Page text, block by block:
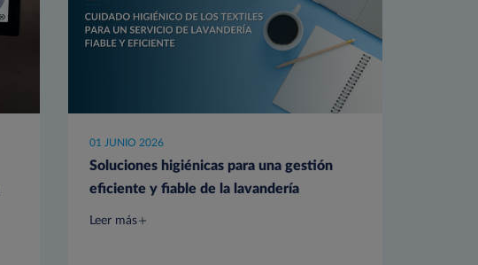
01 JUNIO 2026
Soluciones higiénicas para una gestión
eficiente y fiable de la lavandería
Leer más